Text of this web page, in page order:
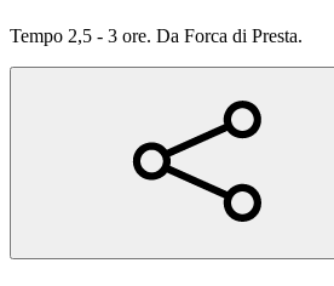
Tempo 2,5 - 3 ore. Da Forca di Presta.